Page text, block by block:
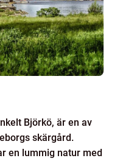
Björkö, är en av
skärgård.
en lummig natur med